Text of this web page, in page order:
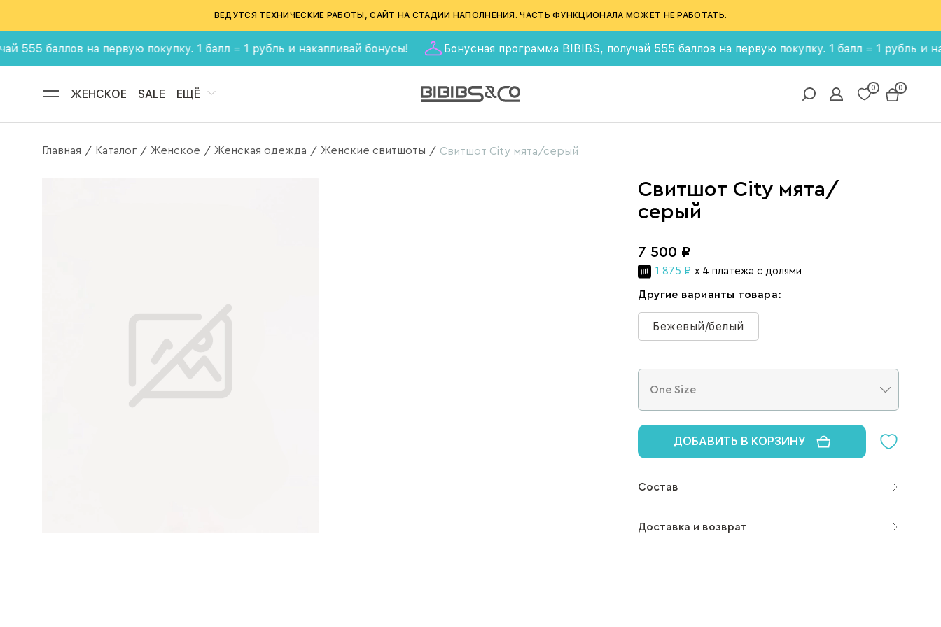
ВЕДУТСЯ ТЕХНИЧЕСКИЕ РАБОТЫ, САЙТ НА СТАДИИ НАПОЛНЕНИЯ. ЧАСТЬ ФУНКЦИОНАЛА МОЖЕТ НЕ РАБОТАТЬ.
на первую покупку. 1 балл = 1 рубль и накапливай бонусы! Бонусная программа BIBIBS, получай 555 баллов на первую покупку. 1 балл = 1 рубль и
ЖЕНСКОЕ SALE ЕЩЁ 0 0
Главная / Каталог / Женское / Женская одежда / Женские свитшоты / Свитшот City мята/серый
Свитшот City мята/
серый
7 500 ₽
1 875 ₽ x 4 платежа с долями
Другие варианты товара:
Бежевый/белый
ДОБАВИТЬ В КОРЗИНУ
Состав
Доставка и возврат